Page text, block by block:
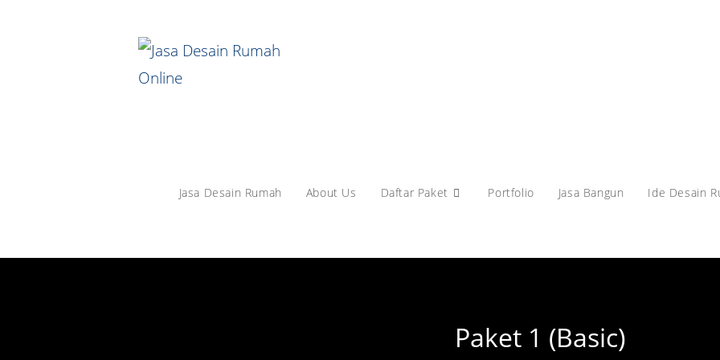
Jasa Desain Rumah About Us Daftar Paket Portfolio Jasa Bangun Ide Desain
Paket 1 (Basic)